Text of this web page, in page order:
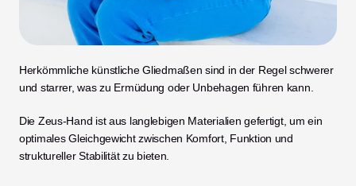
Herkömmliche künstliche Gliedmaßen sind in der Regel schwerer
und starrer, was zu Ermüdung oder Unbehagen führen kann.
Die Zeus-Hand ist aus langlebigen Materialien gefertigt, um ein
optimales Gleichgewicht zwischen Komfort, Funktion und
struktureller Stabilität zu bieten.